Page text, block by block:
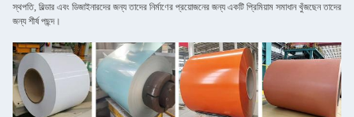
স্থপতি, বিল্ডার এবং ডিজাইনারদের জন্য তাদের নির্মাণের প্রয়োজনের জন্য একটি প্রিমিয়াম সমাধান খুঁজছেন তাদের
জন্য শীর্ষ পছন্দ।